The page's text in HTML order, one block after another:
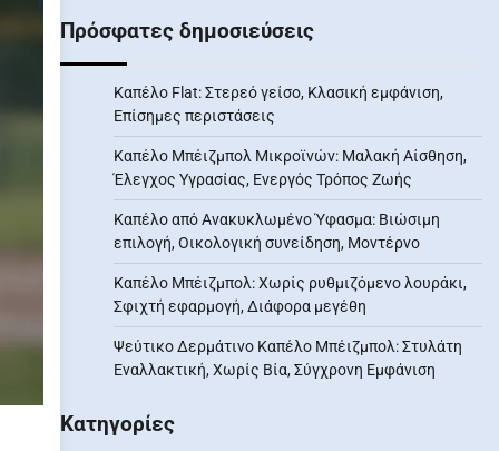
Πρόσφατες δημοσιεύσεις
Καπέλο Flat: Στερεό γείσο, Κλασική εμφάνιση,
Επίσημες περιστάσεις
Καπέλο Μπέιζμπολ Μικροϊνών: Μαλακή Αίσθηση,
Έλεγχος Υγρασίας, Ενεργός Τρόπος Ζωής
Καπέλο από Ανακυκλωμένο Ύφασμα: Βιώσιμη
επιλογή, Οικολογική συνείδηση, Μοντέρνο
Καπέλο Μπέιζμπολ: Χωρίς ρυθμιζόμενο λουράκι,
Σφιχτή εφαρμογή, Διάφορα μεγέθη
Ψεύτικο Δερμάτινο Καπέλο Μπέιζμπολ: Στυλάτη
Εναλλακτική, Χωρίς Βία, Σύγχρονη Εμφάνιση
Κατηγορίες